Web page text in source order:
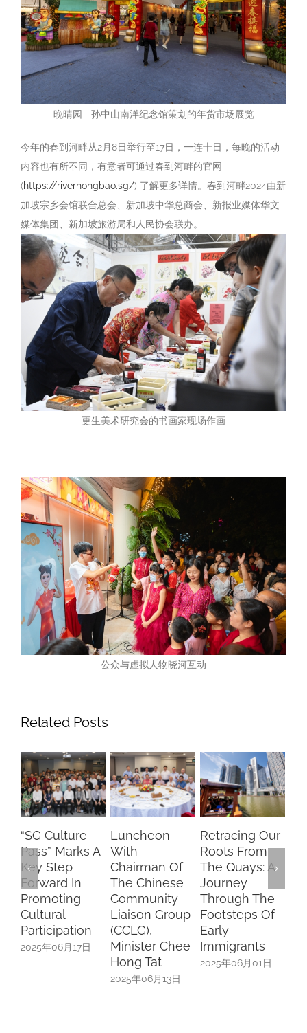
晚晴园—孙中山南洋纪念馆策划的年货市场展览
今年的春到河畔从2月8日举行至17日，一连十日，每晚的活动
内容也有所不同，有意者可通过春到河畔的官网
(https://riverhongbao.sg/) 了解更多详情。春到河畔2024由新
加坡宗乡会馆联合总会、新加坡中华总商会、新报业媒体华文
媒体集团、新加坡旅游局和人民协会联办。
更生美术研究会的书画家现场作画
公众与虚拟人物晓河互动
Related Posts
Marks A
In
月17日
Luncheon
With
Chairman Of
The Chinese
Community
Liaison Group
(CCLG),
Minister Chee
2025年06月13日
Retracing Our
Roots From
The Quays: A
Journey
Through The
Footsteps Of
Early
Immigrants
2025年06月01日
Duan Wu
Carnival
A
Of Culture
And Key
Milestones